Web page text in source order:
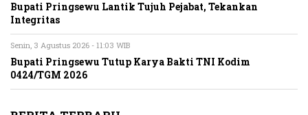
Bupati Pringsewu Lantik Tujuh Pejabat, Tekankan
Integritas
Senin, 3 Agustus 2026 - 11:03 WIB
Bupati Pringsewu Tutup Karya Bakti TNI Kodim
0424/TGM 2026